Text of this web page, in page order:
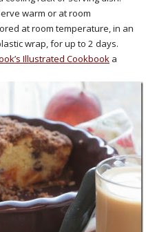
warm or at room
at room temperature, in an
wrap, for up to 2 days.
Illustrated Cookbook a